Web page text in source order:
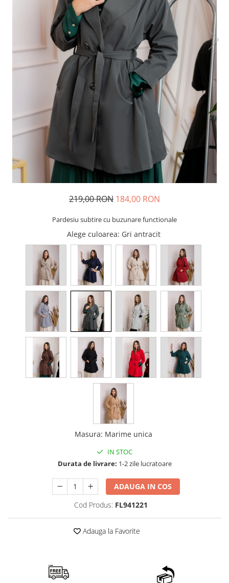
219,00 RON 184,00 RON
Pardesiu subtire cu buzunare functionale
Alege culoarea: Gri antracit
Masura: Marime unica
IN STOC
Durata de livrare: 1-2 zile lucratoare
ADAUGA IN COS
Cod Produs: FL941221
Adauga la Favorite